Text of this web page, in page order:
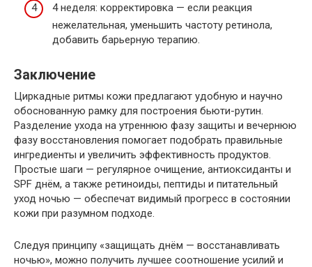
4 неделя: корректировка — если реакция
нежелательная, уменьшить частоту ретинола,
добавить барьерную терапию.
Заключение
Циркадные ритмы кожи предлагают удобную и научно
обоснованную рамку для построения бьюти-рутин.
Разделение ухода на утреннюю фазу защиты и вечернюю
фазу восстановления помогает подобрать правильные
ингредиенты и увеличить эффективность продуктов.
Простые шаги — регулярное очищение, антиоксиданты и
SPF днём, а также ретиноиды, пептиды и питательный
уход ночью — обеспечат видимый прогресс в состоянии
кожи при разумном подходе.
Следуя принципу «защищать днём — восстанавливать
ночью», можно получить лучшее соотношение усилий и